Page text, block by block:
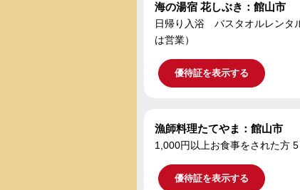
海の湯宿 花しぶき：館山市
日帰り入浴 バスタオルレン
は営業）
優待証を表示する
漁師料理たてやま：館山市
1,000円以上お食事をされた方 5
優待証を表示する